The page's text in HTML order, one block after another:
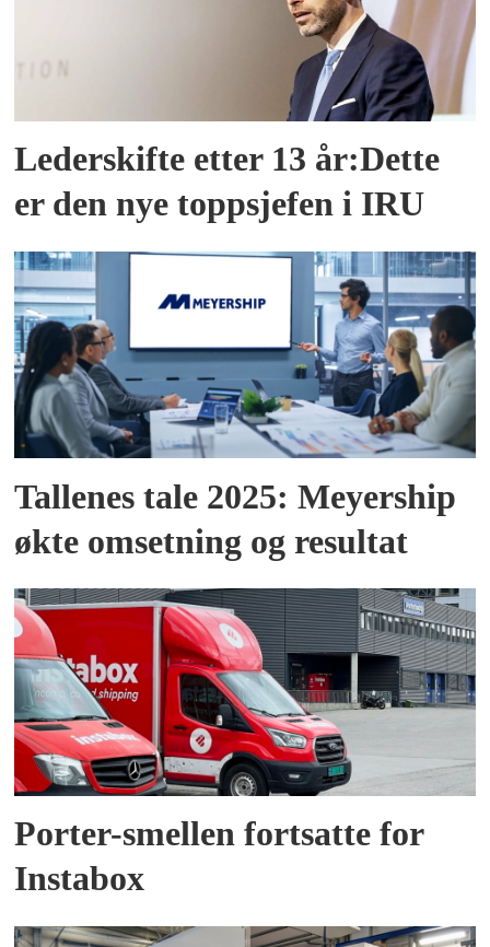
Lederskifte etter 13 år:Dette
er den nye toppsjefen i IRU
Tallenes tale 2025: Meyership
økte omsetning og resultat
Porter-smellen fortsatte for
Instabox